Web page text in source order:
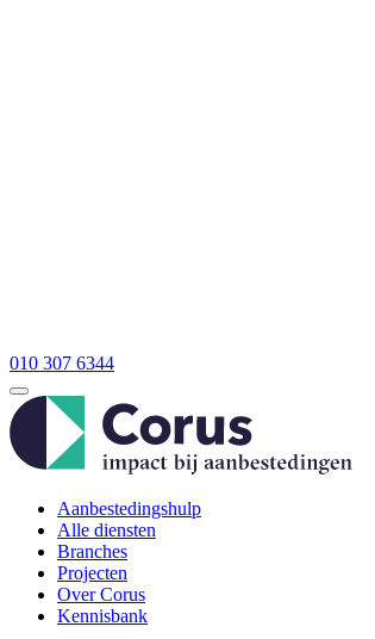
010 307 6344
Aanbestedingshulp
Alle diensten
Branches
Projecten
Over Corus
Kennisbank